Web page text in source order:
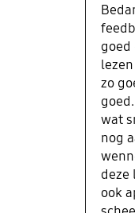
zo
wat
nog
deze
ook